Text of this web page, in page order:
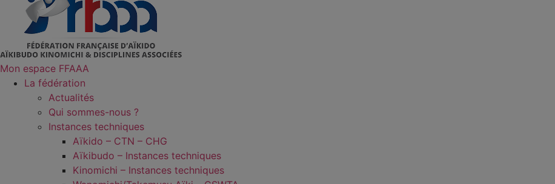
Mon espace FFAAA
La fédération
Actualités
Qui sommes-nous ?
Instances techniques
Aïkido – CTN – CHG
Aïkibudo – Instances techniques
Kinomichi – Instances techniques